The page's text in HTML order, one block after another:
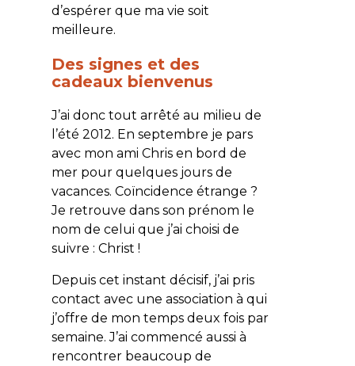
d’espérer que ma vie soit
meilleure.
Des signes et des
cadeaux bienvenus
J’ai donc tout arrêté au milieu de
l’été 2012. En septembre je pars
avec mon ami Chris en bord de
mer pour quelques jours de
vacances. Coïncidence étrange ?
Je retrouve dans son prénom le
nom de celui que j’ai choisi de
suivre : Christ !
Depuis cet instant décisif, j’ai pris
contact avec une association à qui
j’offre de mon temps deux fois par
semaine. J’ai commencé aussi à
rencontrer beaucoup de